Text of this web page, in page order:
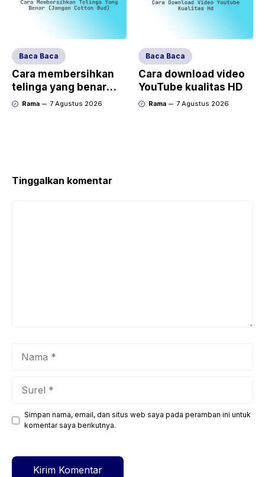
Baca Baca
Cara membersihkan
telinga yang benar
(jangan cotton bud)
Rama 7 Agustus 2026
Baca Baca
Cara download video
YouTube kualitas HD
Rama 7 Agustus 2026
Tinggalkan komentar
Situs
web
Simpan nama, email, dan situs web saya pada peramban ini untuk
komentar saya berikutnya.